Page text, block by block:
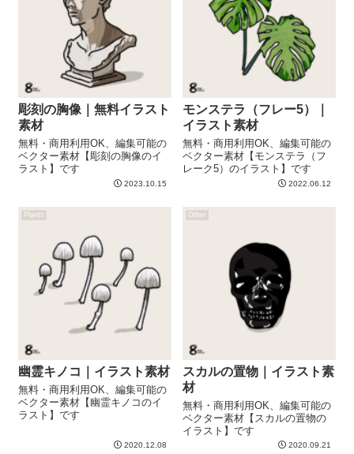
彫刻の胸像｜無料イラスト
素材
無料・商用利用OK、編集可能の
ベクター素材【彫刻の胸像のイ
ラスト】です
2023.10.15
モンステラ（フレー5）｜
イラスト素材
無料・商用利用OK、編集可能の
ベクター素材【モンステラ（フ
レーク5）のイラスト】です
2022.06.12
Plants
幽霊キノコ｜イラスト素材
無料・商用利用OK、編集可能の
ベクター素材【幽霊キノコのイ
ラスト】です
2020.12.08
Other
スカルの置物｜イラスト素
材
無料・商用利用OK、編集可能の
ベクター素材【スカルの置物の
イラスト】です
2020.09.21